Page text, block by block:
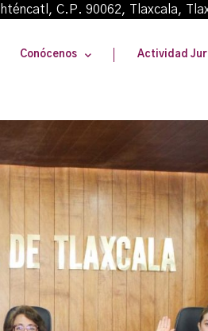
C.P. 90062,
Conócenos Actividad